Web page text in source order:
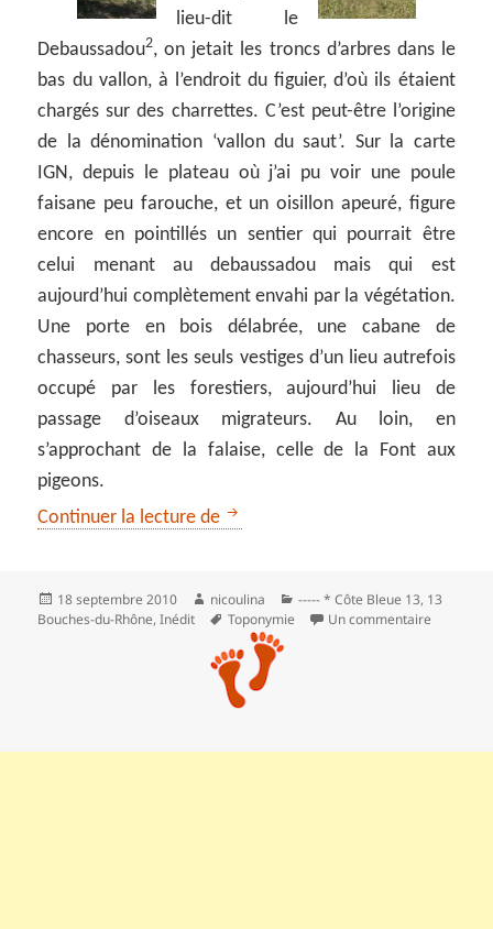
lieu-dit le
Debaussadou2, on jetait les troncs d’arbres dans le
bas du vallon, à l’endroit du figuier, d’où ils étaient
chargés sur des charrettes. C’est peut-être l’origine
de la dénomination ‘vallon du saut’. Sur la carte
IGN, depuis le plateau où j’ai pu voir une poule
faisane peu farouche, et un oisillon apeuré, figure
encore en pointillés un sentier qui pourrait être
celui menant au debaussadou mais qui est
aujourd’hui complètement envahi par la végétation.
Une porte en bois délabrée, une cabane de
chasseurs, sont les seuls vestiges d’un lieu autrefois
occupé par les forestiers, aujourd’hui lieu de
passage d’oiseaux migrateurs. Au loin, en
s’approchant de la falaise, celle de la Font aux
pigeons.
Continuer la lecture de Le vallon du Saut et Canton à
Publié
le
18 septembre 2010 Auteur
nicoulina Catégories
----- * Côte Bleue 13, 13
Bouches-du-Rhône,Inédit Mots-
clés
Toponymie Un commentaire